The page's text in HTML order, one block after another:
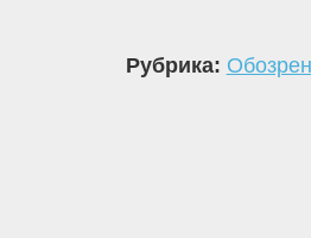
Рубрика: